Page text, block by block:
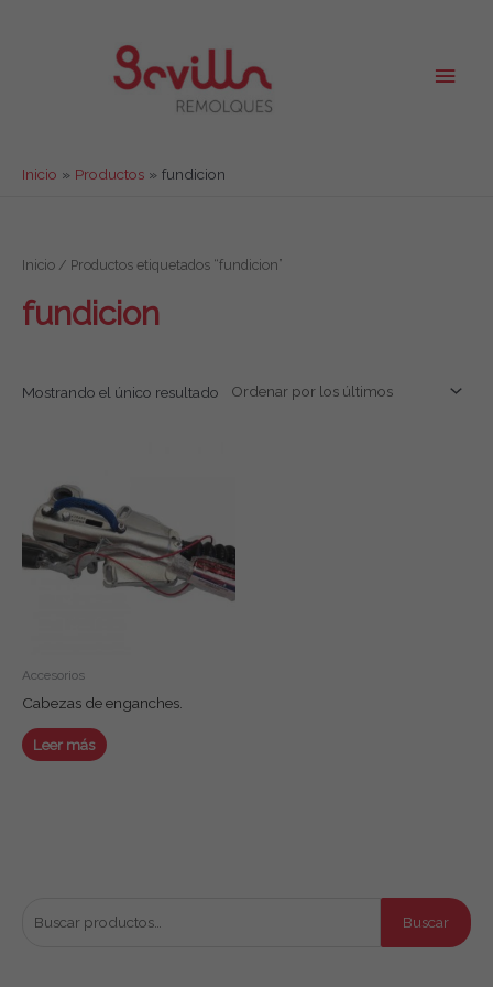
Inicio Productos fundicion
Buscar
Inicio / Productos etiquetados “fundicion”
fundicion
Mostrando el único resultado
Accesorios
Cabezas de enganches.
Leer más